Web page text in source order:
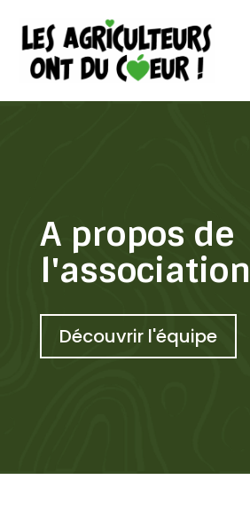
A propos de
l'association
Découvrir l'équipe